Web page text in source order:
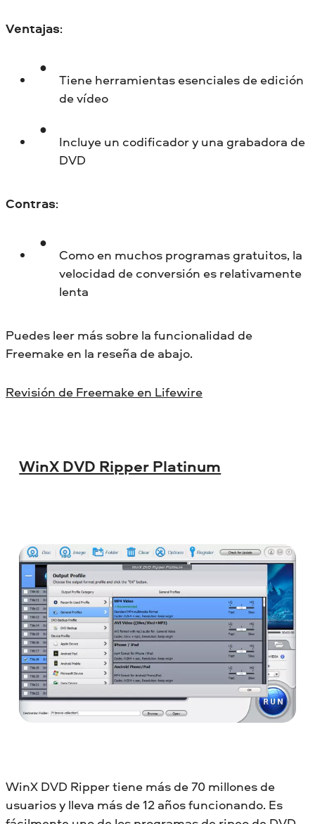
Ventajas:
Tiene herramientas esenciales de edición
de vídeo
Incluye un codificador y una grabadora de
DVD
Contras:
Como en muchos programas gratuitos, la
velocidad de conversión es relativamente
lenta
Puedes leer más sobre la funcionalidad de
Freemake en la reseña de abajo.
Revisión de Freemake en Lifewire
WinX DVD Ripper Platinum
WinX DVD Ripper tiene más de 70 millones de
usuarios y lleva más de 12 años funcionando. Es